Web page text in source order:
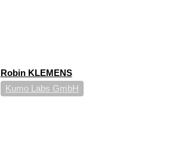
Robin KLEMENS
Kumo Labs GmbH